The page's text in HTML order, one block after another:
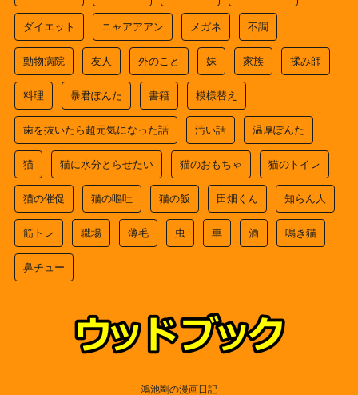
ダイエット ニャアアアン メガネ 不調
動物病院 友人 外のこと 妹 家族 揉み師
料理 暴君ぽんた 書籍 模様替え
歯を抜いたら超元気になった話 汚い話 温厚ぽんた
猫 猫に水分とらせたい 猫のおもちゃ 猫のトイレ
猫の催促 猫の嘔吐 猫の飯 田畑くん 知らん人
筋トレ 職場 薄毛 虫 車 酒 鳴き猫
鼻チュー
鴻池剛の漫画日記